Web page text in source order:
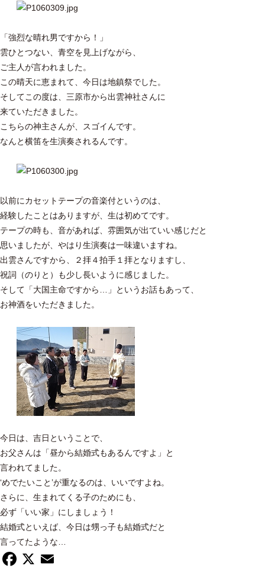
「強烈な晴れ男ですから！」
雲ひとつない、青空を見上げながら、
ご主人が言われました。
この晴天に恵まれて、今日は地鎮祭でした。
そしてこの度は、三原市から出雲神社さんに
来ていただきました。
こちらの神主さんが、スゴイんです。
なんと横笛を生演奏されるんです。
以前にカセットテープの音楽付というのは、
経験したことはありますが、生は初めてです。
テープの時も、音があれば、雰囲気が出ていい感じだと
思いましたが、やはり生演奏は一味違いますね。
出雲さんですから、２拝４拍手１拝となりますし、
祝詞（のりと）も少し長いように感じました。
そして「大国主命ですから…」というお話もあって、
お神酒をいただきました。
今日は、吉日ということで、
お父さんは「昼から結婚式もあるんですよ」と
言われてました。
‘めでたいこと’が重なるのは、いいですよね。
さらに、生まれてくる子のためにも、
必ず「いい家」にしましょう！
結婚式といえば、今日は甥っ子も結婚式だと
言ってたような…